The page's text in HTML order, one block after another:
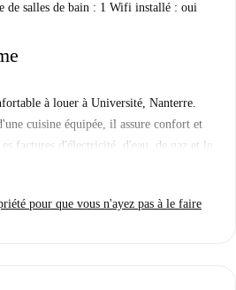
de salles de bain : 1 Wifi installé : oui
à louer à Université, Nanterre.
cuisine équipée, il assure confort et
factures d'électricité, d'eau, de gaz et le
pour une vie en toute sérénité. Il
les couples, les familles, les
pour que vous n'ayez pas à le faire